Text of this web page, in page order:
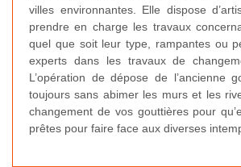
villes environnantes. Elle dispose
prendre en charge les travaux
quel que soit leur type, rampantes ou
experts dans les travaux de
L’opération de dépose de l’ancienne
toujours sans abimer les murs et les
changement de vos gouttières pour
prêtes pour faire face aux diverses